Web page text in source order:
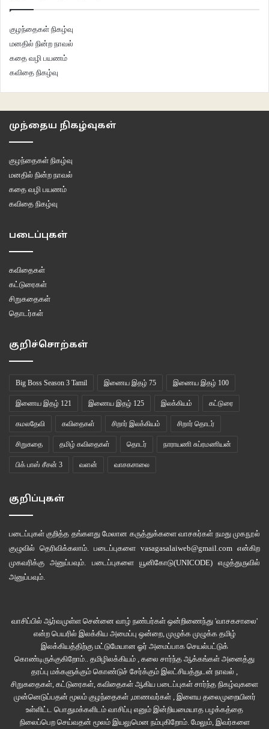
குழந்தைகள் நிகழ்வு
மனதில் நின்ற நாவல்
கதை வழி பயணம்
கவிதை நிகழ்வு
முந்தைய நிகழ்வுகள்
குழந்தைகள் நிகழ்வு
மனதில் நின்ற நாவல்
கதை வழி பயணம்
கவிதை நிகழ்வு
படைப்புகள்
கவிதைகள்
கட்டுரைகள்
சிறுகதைகள்
தொடர்கள்
குறிச்சொற்கள்
Big Boss Season 3 Tamil இணைய இதழ் 75 இணைய இதழ் 100
இணைய இதழ் 121 இணைய இதழ் 125 இலக்கியம் கட்டுரை
கமலதேவி கவிதைகள் சிறார் இலக்கியம் சிறார் தொடர்
சிறுகதை தமிழ் கவிதைகள் தொடர் நாராயணி சுப்ரமணியன்
பிக் பாஸ் சீசன் 3 வளன் வாசகசாலை
குறிப்புகள்
படைப்புகள் குறித்த தங்களது மேலான கருத்துக்களை வாசகர்கள் நமது முகநூல்
குழுவில் தெரிவிக்கலாம். படைப்புகளை vasagasalaiweb@gmail.com என்கிற
முகவரிக்கு அனுப்பவும். படைப்புகளை யூனிகோடு(UNICODE)எழுத்துருவில்
அனுப்பவும்.
வாசிப்பில் ஆர்வமுள்ள சென்னை வாழ் நண்பர்கள் ஒன்றிணைந்து 'வாசகசாலை'
என்ற பெயரில் இலக்கிய அமைப்பு ஒன்றை, முழுக்க முழுக்க தமிழ்
இலக்கியத்திற்கு மட்டுமேயான ஓர் அமைப்பாக செயல்பட்டுக்
கொண்டிருக்குகிறோம்.. தமிழிலக்கியம் , கலை சார்ந்த ஆக்கங்கள் அனைத்து
தரப்பு மக்களுக்கும் கொண்டுச் சேர்க்கும் இலட்சியத்துடன் நாவல் ,
சிறுகதைகள், கட்டுரைகள், கவிதைகள் ஆகிய படைப்புகள் சார்ந்த நிகழ்வுகளை
முன்னெடுப்பதன் மூலம் குழந்தைகள் ,மாணவர்கள் , இளைய தலைமுறையினர்
உள்ளிட்ட பொதுமக்களிடம் வாசிப்பு எனும் இன்றியமையாத பழக்கத்தை
நிலைப்பெற செய்வதன் மூலம் இயலுமென நம்புகிறோம். மேலும், இவர்களை